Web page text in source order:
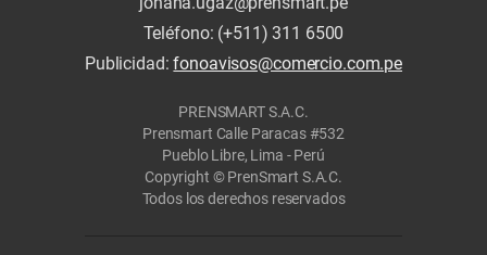
Teléfono: (+511) 311 6500
Publicidad:fonoavisos@comercio.com.pe
PRENSMART S.A.C.
Prensmart Calle Paracas #532
Pueblo Libre, Lima - Perú
Copyright © PrenSmart S.A.C.
Todos los derechos reservados